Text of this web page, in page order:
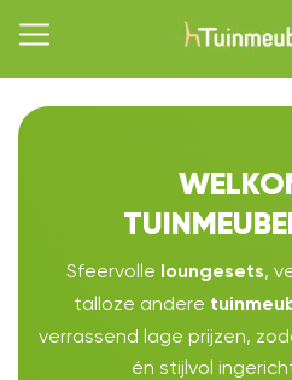
Sfeervolle loungesets,
talloze andere
verrassend lage prijzen,
én stijlvol